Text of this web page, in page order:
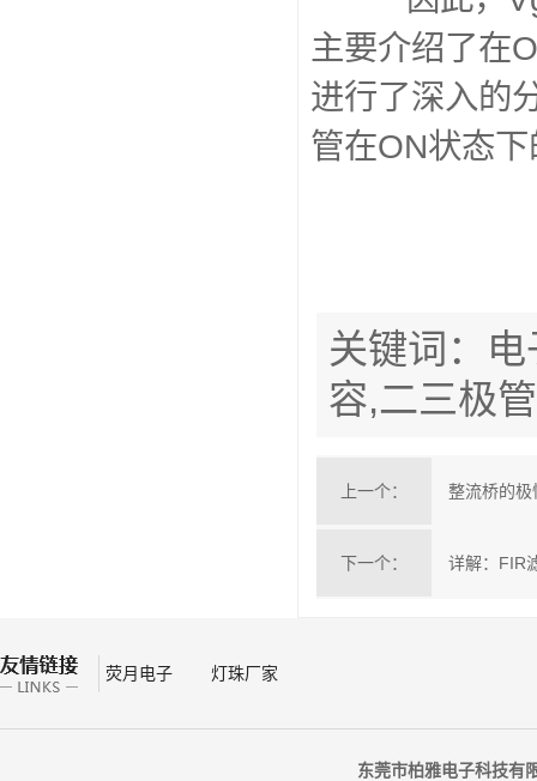
主要介绍了在
进行了深入的
管在
关键词：
容,二三极
上一个： 整流桥的极
下一个： 详解：FIR
荧月电子 灯珠厂家
东莞市柏雅电子科技有